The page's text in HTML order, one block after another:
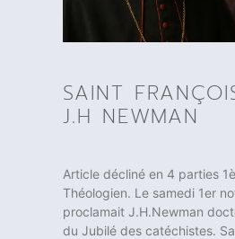
SAINT
J.H NEWMAN
Article décliné en 4 parties
Théologien. Le samedi 1er
proclamait J.H.Newman
du Jubilé des catéchistes.